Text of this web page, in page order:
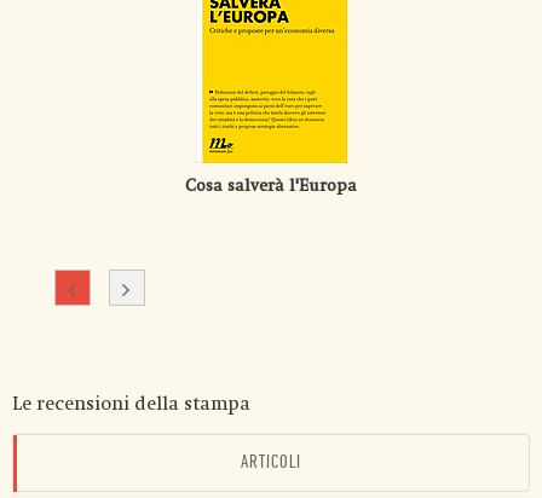
Cosa salverà l'Europa
Le recensioni della stampa
ARTICOLI